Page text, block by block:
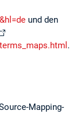
und den
.
Mapping-